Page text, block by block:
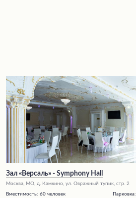
Зал «Версаль» - Symphony Hall
Москва, МО, д. Камкино, ул. Овражный тупик, стр. 2
Вместимость: 60 человек Парковка: